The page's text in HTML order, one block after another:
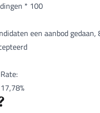
* 100
een aanbod gedaan,